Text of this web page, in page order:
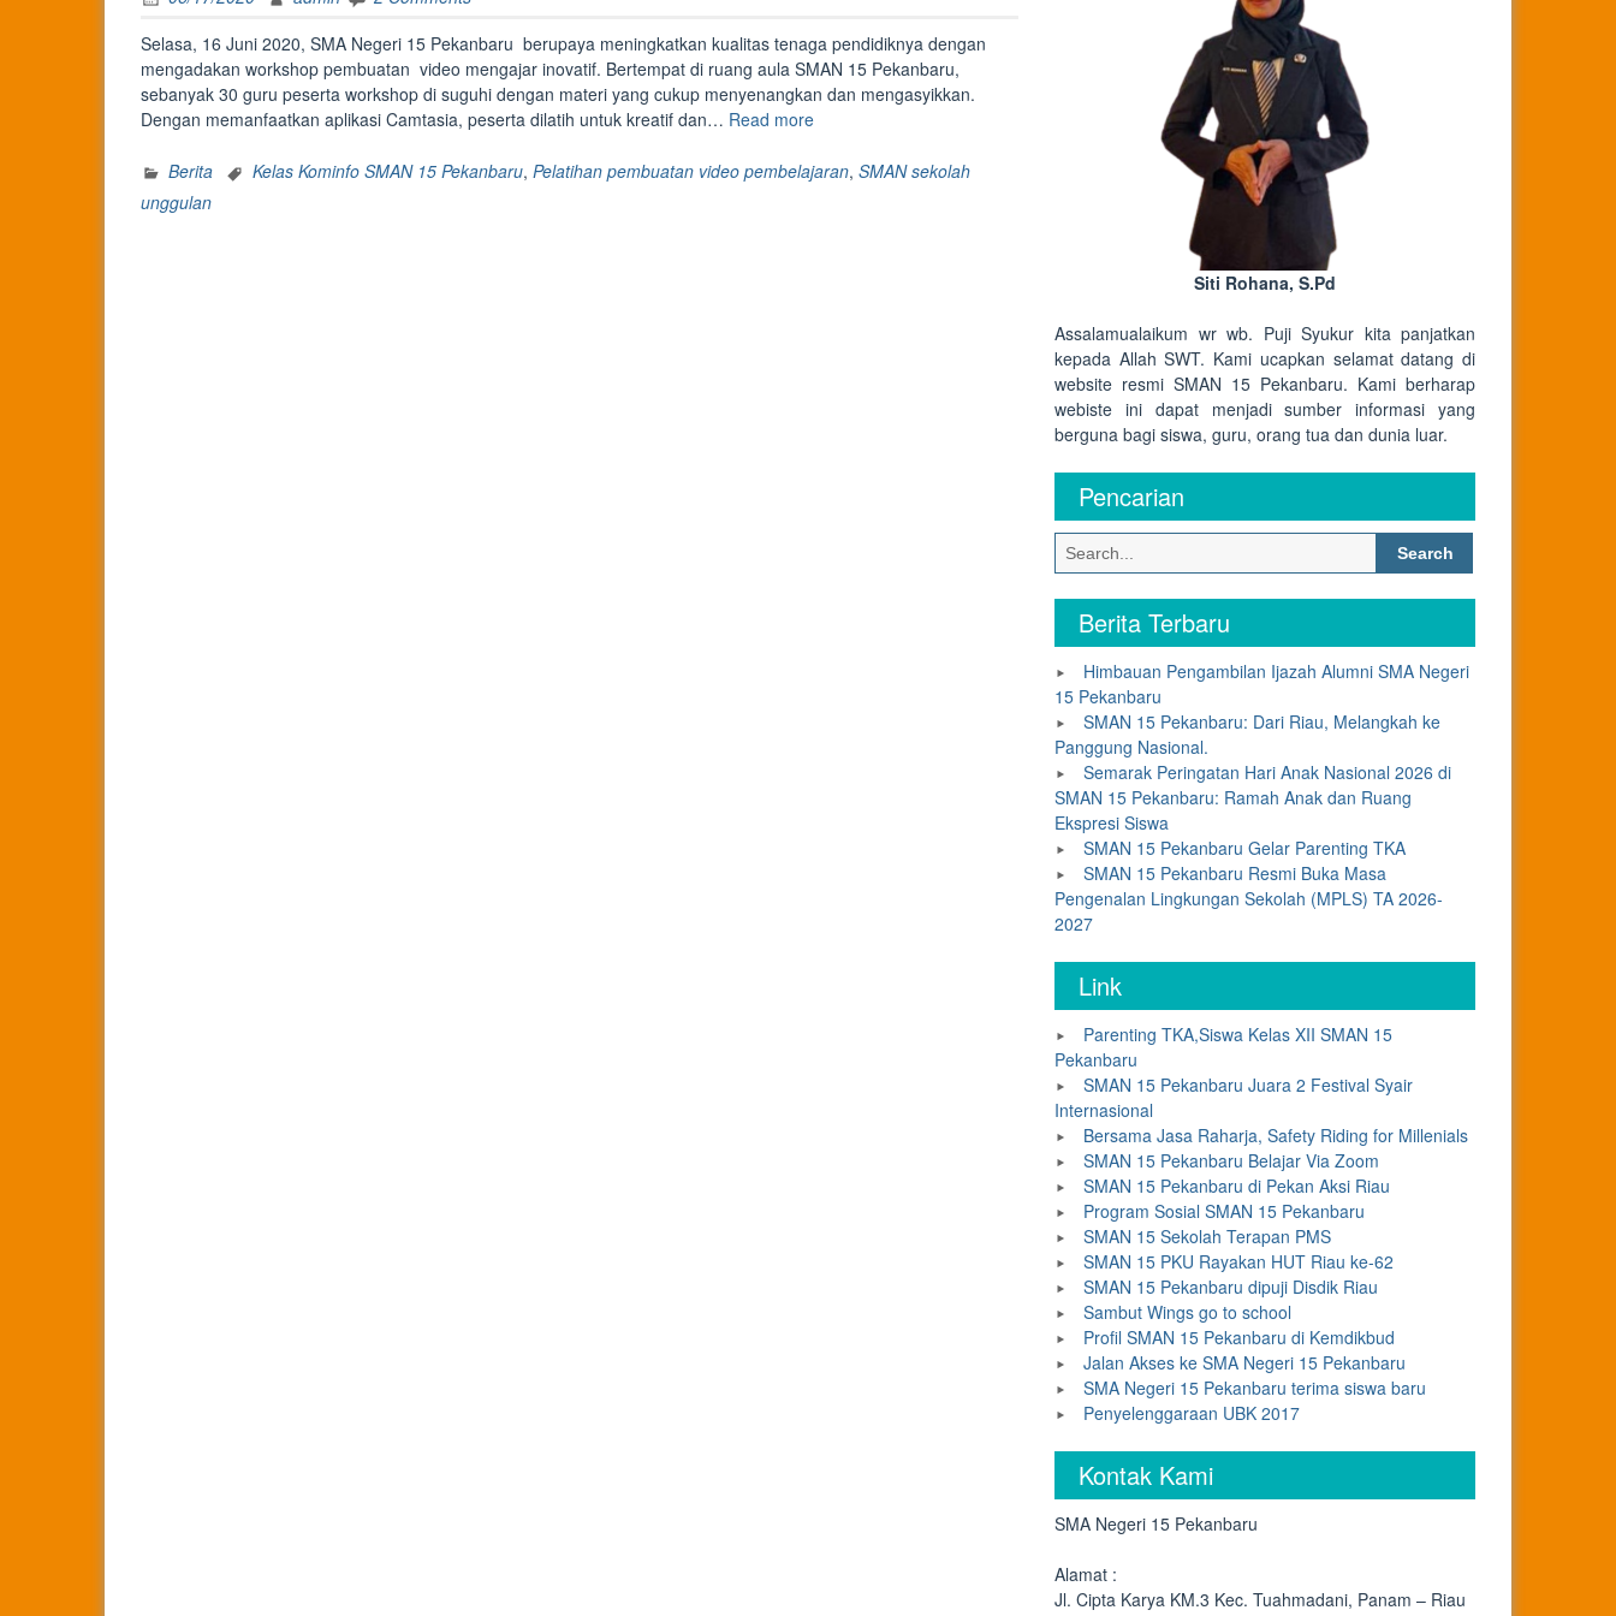
Selasa, 16 Juni 2020, SMA Negeri 15 Pekanbaru berupaya meningkatkan kualitas tenaga pendidiknya dengan
mengadakan workshop pembuatan video mengajar inovatif. Bertempat di ruang aula SMAN 15 Pekanbaru,
sebanyak 30 guru peserta workshop di suguhi dengan materi yang cukup menyenangkan dan mengasyikkan.
Dengan memanfaatkan aplikasi Camtasia, peserta dilatih untuk kreatif dan… Read more“Workshop
Video
Berita Kelas Kominfo SMAN 15 Pekanbaru, Pelatihan pembuatan video pembelajaran, SMAN sekolah
unggulan
Siti Rohana, S.Pd
Assalamualaikum wr wb. Puji Syukur kita panjatkan
kepada Allah SWT. Kami ucapkan selamat datang di
website resmi SMAN 15 Pekanbaru. Kami berharap
webiste ini dapat menjadi sumber informasi yang
berguna bagi siswa, guru, orang tua dan dunia luar.
Pencarian
Search
for:
Berita Terbaru
Himbauan Pengambilan Ijazah Alumni SMA Negeri
15 Pekanbaru
SMAN 15 Pekanbaru: Dari Riau, Melangkah ke
Panggung Nasional.
Semarak Peringatan Hari Anak Nasional 2026 di
SMAN 15 Pekanbaru: Ramah Anak dan Ruang
Ekspresi Siswa
SMAN 15 Pekanbaru Gelar Parenting TKA
SMAN 15 Pekanbaru Resmi Buka Masa
Pengenalan Lingkungan Sekolah (MPLS) TA 2026-
2027
Link
Parenting TKA,Siswa Kelas XII SMAN 15
Pekanbaru
SMAN 15 Pekanbaru Juara 2 Festival Syair
Internasional
Bersama Jasa Raharja, Safety Riding for Millenials
SMAN 15 Pekanbaru Belajar Via Zoom
SMAN 15 Pekanbaru di Pekan Aksi Riau
Program Sosial SMAN 15 Pekanbaru
SMAN 15 Sekolah Terapan PMS
SMAN 15 PKU Rayakan HUT Riau ke-62
SMAN 15 Pekanbaru dipuji Disdik Riau
Sambut Wings go to school
Profil SMAN 15 Pekanbaru di Kemdikbud
Jalan Akses ke SMA Negeri 15 Pekanbaru
SMA Negeri 15 Pekanbaru terima siswa baru
Penyelenggaraan UBK 2017
Kontak Kami
SMA Negeri 15 Pekanbaru
Alamat :
Jl. Cipta Karya KM.3 Kec. Tuahmadani, Panam – Riau